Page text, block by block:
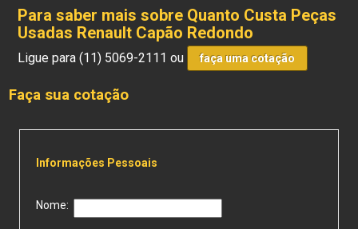
Para saber mais sobre Quanto Custa Peças
Usadas Renault Capão Redondo
Ligue para(11) 5069-2111 ou faça uma cotação
Faça sua cotação
Informações Pessoais
Nome: